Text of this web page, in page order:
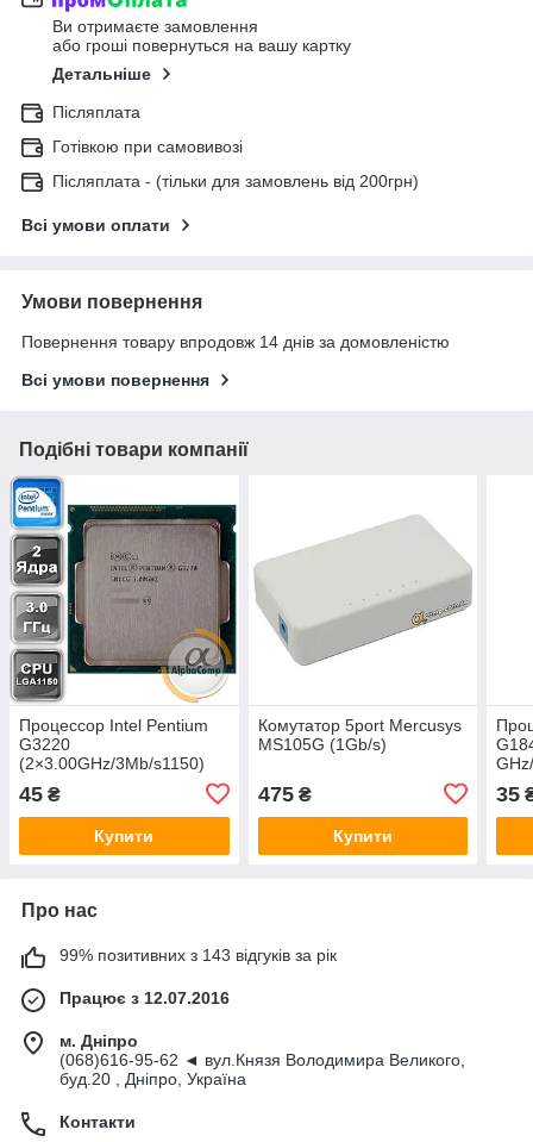
Ви отримаєте замовлення
або гроші повернуться на вашу картку
Детальніше
Післяплата
Готівкою при самовивозі
Післяплата - (тільки для замовлень від 200грн)
Всі умови оплати
Умови повернення
Повернення товару впродовж 14 днів за домовленістю
Всі умови повернення
Подібні товари компанії
Процессор Intel Pentium
G3220
(2×3.00GHz/3Mb/s1150)
45 ₴
Купити
Комутатор 5port Mercusys
MS105G (1Gb/s)
475₴
Купити
35
Про нас
99% позитивних з 143 відгуків за рік
Працює з 12.07.2016
м. Дніпро
(068)616-95-62 ◄ вул.Князя Володимира Великого,
буд.20 , Дніпро, Україна
Контакти